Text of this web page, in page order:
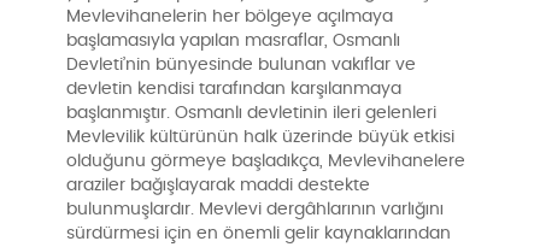
Mevlevihanelerin her bölgeye açılmaya
başlamasıyla yapılan masraflar, Osmanlı
Devleti’nin bünyesinde bulunan vakıflar ve
devletin kendisi tarafından karşılanmaya
başlanmıştır. Osmanlı devletinin ileri gelenleri
Mevlevilik kültürünün halk üzerinde büyük etkisi
olduğunu görmeye başladıkça, Mevlevihanelere
araziler bağışlayarak maddi destekte
bulunmuşlardır. Mevlevi dergâhlarının varlığını
sürdürmesi için en önemli gelir kaynaklarından